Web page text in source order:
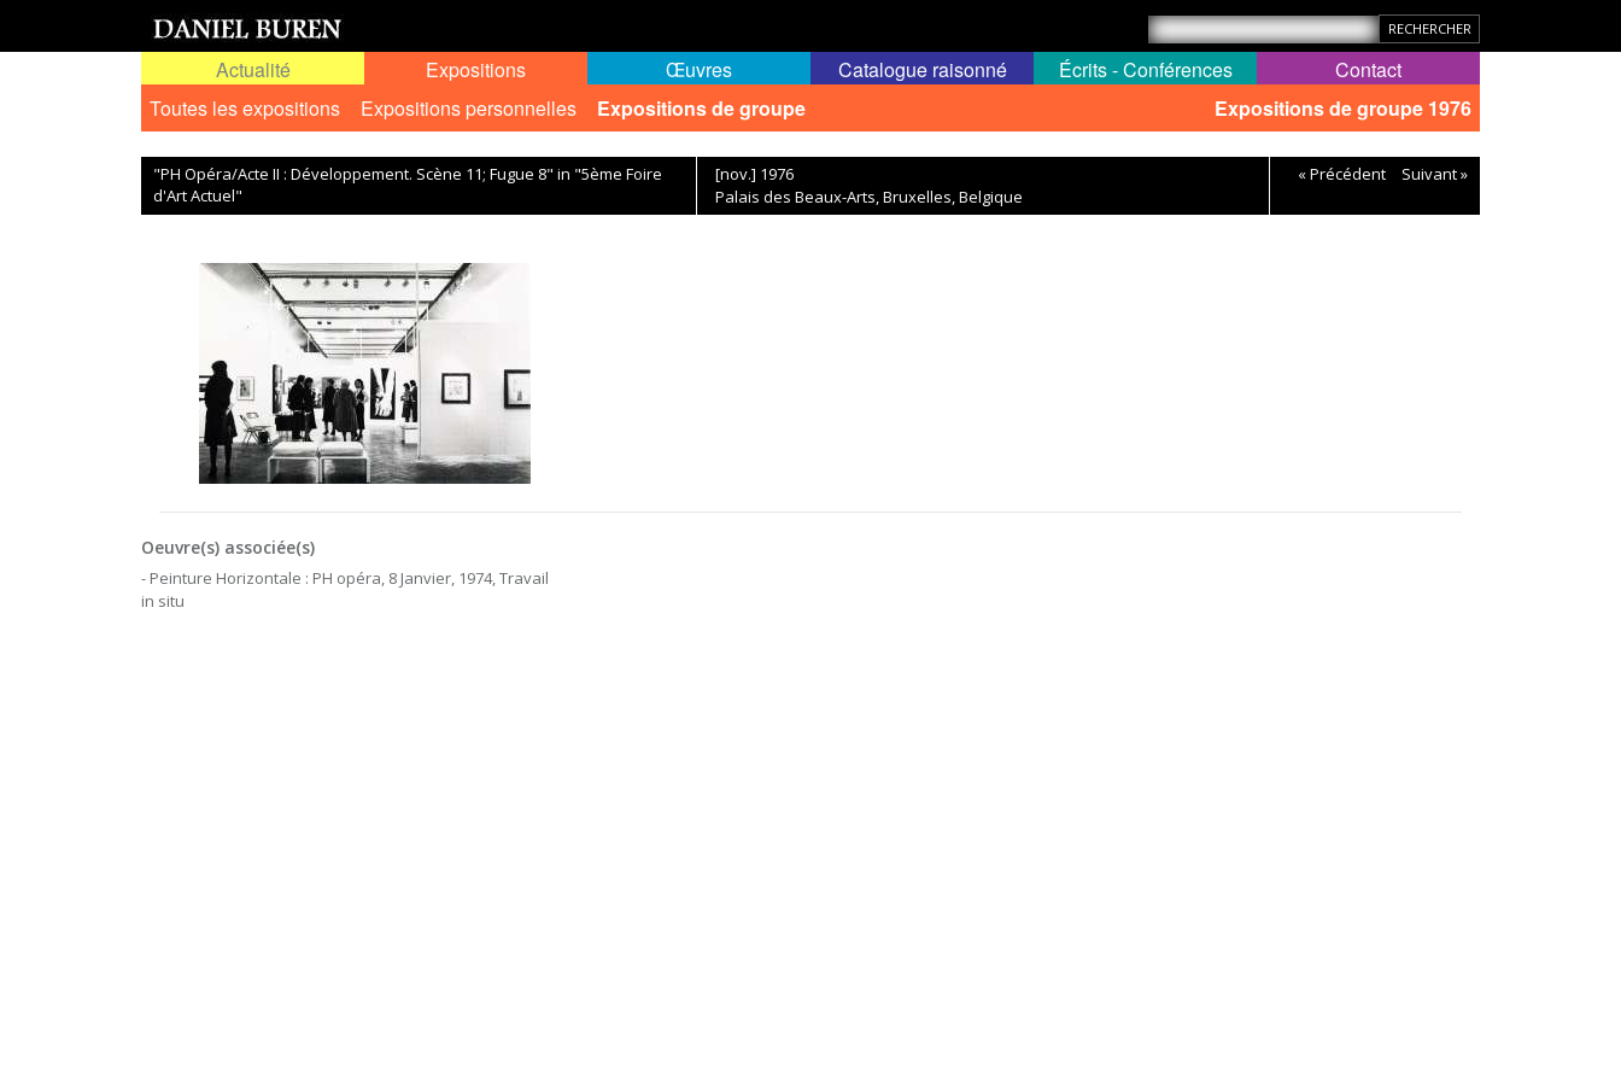
Actualité
Expositions
Toutes les expositions
Expositions personnelles Expositions de groupe Expositions de groupe 1976
Œuvres Catalogue raisonné Écrits - Conférences Contact
"PH Opéra/Acte II : Développement. Scène 11; Fugue 8" in "5ème Foire
d'Art Actuel"
[nov.] 1976
Palais des Beaux-Arts, Bruxelles, Belgique
« Précédent Suivant »
Oeuvre(s) associée(s)
- Peinture Horizontale : PH opéra, 8 Janvier, 1974, Travail
in situ